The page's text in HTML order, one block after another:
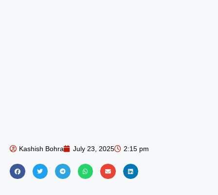
Kashish Bohra July 23, 2025 2:15 pm